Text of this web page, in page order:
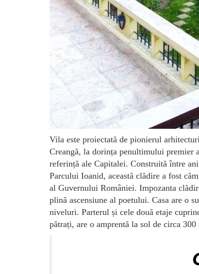
Vila este proiectată de pionierul
Creangă, la dorința penultimului premier
referință ale Capitalei. Construită între
Parcului Ioanid, această clădire a fost
al Guvernului României. Impozanta
plină ascensiune al poetului. Casa are o
niveluri. Parterul și cele două etaje
pătrați, are o amprentă la sol de circa